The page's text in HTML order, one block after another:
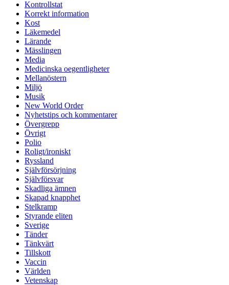
Kontrollstat
Korrekt information
Kost
Läkemedel
Lärande
Mässlingen
Media
Medicinska oegentligheter
Mellanöstern
Miljö
Musik
New World Order
Nyhetstips och kommentarer
Övergrepp
Övrigt
Polio
Roligt/ironiskt
Ryssland
Självförsörjning
Självförsvar
Skadliga ämnen
Skapad knapphet
Stelkramp
Styrande eliten
Sverige
Tänder
Tänkvärt
Tillskott
Vaccin
Världen
Vetenskap